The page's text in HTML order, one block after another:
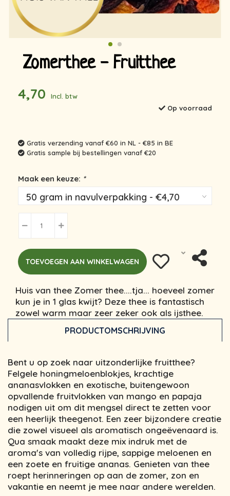
Zomerthee - Fruitthee
4,70
Incl. btw
Op voorraad
Gratis verzending vanaf €60 in NL - €85 in BE
Gratis sample bij bestellingen vanaf €20
Maak een keuze: *
TOEVOEGEN AAN WINKELWAGEN
Huis van thee Zomer thee....tja... hoeveel zomer
kun je in 1 glas kwijt? Deze thee is fantastisch
zowel warm maar zeer zeker ook als ijsthee.
PRODUCTOMSCHRIJVING
Bent u op zoek naar uitzonderlijke fruitthee?
Felgele honingmeloenblokjes, krachtige
ananasvlokken en exotische, buitengewoon
opvallende fruitvlokken van mango en papaja
nodigen uit om dit mengsel direct te zetten voor
een heerlijk theegenot. Een zeer bijzondere creatie
die zowel visueel als aromatisch ongeëvenaard is.
Qua smaak maakt deze mix indruk met de
aroma's van volledig rijpe, sappige meloenen en
een zoete en fruitige ananas. Genieten van thee
roept herinneringen op aan de zomer, zon en
vakantie en neemt je mee naar andere werelden.